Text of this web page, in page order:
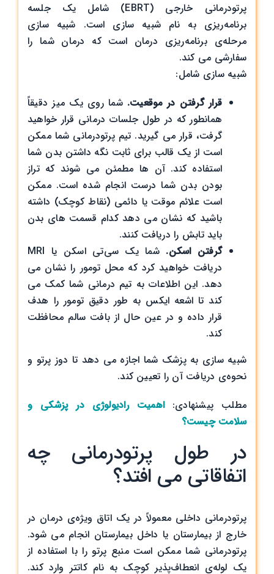
پرتودرمانی خارجی (EBRT) شامل یک جلسه
برنامه‌ریزی به نام شبیه سازی است. شبیه سازی
مرحله‌ی برنامه‌ریزی درمان است که درمان شما را
سفارشی می کند.
شبیه سازی شامل:
قرار گرفتن در موقعیت. شما روی یک میز دقیقاً
همانطور که در طول جلسات درمانی قرار خواهید
گرفت، قرار می گیرید. تیم پرتودرمانی شما ممکن
است از یک قالب برای ثابت نگه داشتن بدن شما
استفاده کند. آن ها مطمئن می شوند که تراز
بودن بدن شما درست انجام شده است. ممکن
است علائم موقت یا دائمی (نقاط کوچک) داشته
باشید که نشان می دهد کدام قسمت های بدن
باید تابش را دریافت کنند.
گرفتن اسکن.
شما یک سی‌تی اسکن یا MRI
دریافت خواهید کرد که محل تومور را نشان می
دهد. این اطلاعات به تیم درمانی شما کمک می
کند تا اشعه ایکس به طور دقیق تومور را هدف
قرار داده و در عین حال از بافت سالم محافظت
کند.
شبیه سازی به پزشک شما اجازه می دهد تا دوز پرتو و
نحوه‌ی دریافت آن را تعیین کند.
مطلب پیشنهادی:اهمیت رادیولوژی در پزشکی و
سلامت چیست؟
در طول پرتودرمانی چه
اتفاقاتی می افتد؟
پرتودرمانی داخلی معمولاً در یک اتاق ویژه‌ی درمان در
خارج از بیمارستان یا داخل بیمارستان انجام می شود.
پرتودرمانی شما ممکن است منبع پرتو را با استفاده از
یک لوله‌ی انعطاف‌پذیر کوچک به نام کاتتر وارد کند.